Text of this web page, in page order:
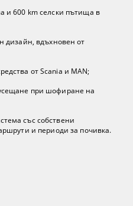
и 600 km селски пътища в
дизайн, вдъхновен от
от Scania и MAN;
при шофиране на
със собствени
и периоди за почивка.